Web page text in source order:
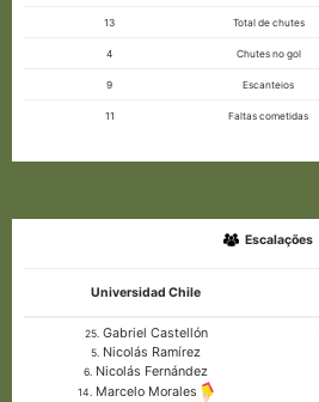
13 Total de chutes
4 Chutes no gol
9 Escanteios
11 Faltas cometidas
Escalações
Universidad Chile
25.Gabriel Castellón
5. Nicolás Ramírez
6. Nicolás Fernández
14. Marcelo Morales